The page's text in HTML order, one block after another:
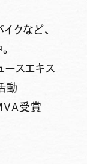
クなど、
スエキス
動
受賞